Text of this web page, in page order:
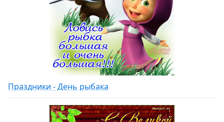
Праздники - День рыбака